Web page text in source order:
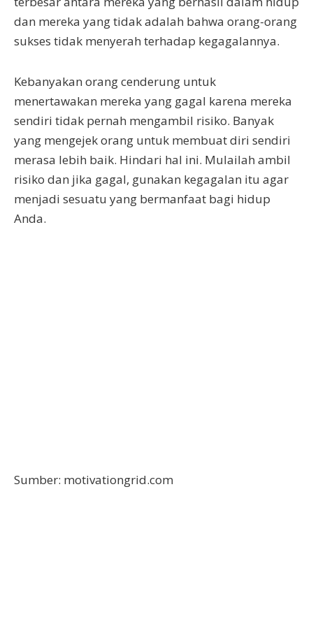
dan mereka yang tidak adalah bahwa orang-orang
sukses tidak menyerah terhadap kegagalannya.
Kebanyakan orang cenderung untuk
menertawakan mereka yang gagal karena mereka
sendiri tidak pernah mengambil risiko. Banyak
yang mengejek orang untuk membuat diri sendiri
merasa lebih baik. Hindari hal ini. Mulailah ambil
risiko dan jika gagal, gunakan kegagalan itu agar
menjadi sesuatu yang bermanfaat bagi hidup
Anda.
Sumber: motivationgrid.com